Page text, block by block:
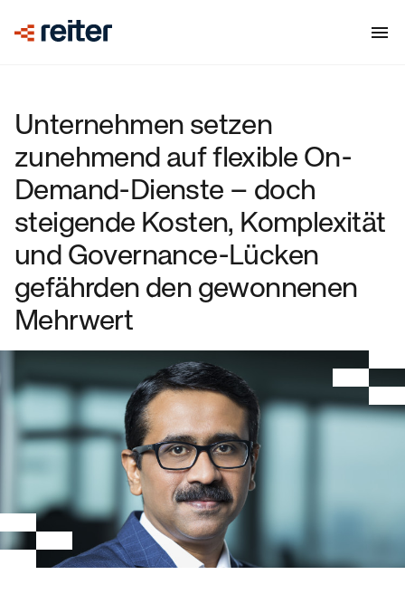
Unternehmen setzen
zunehmend auf flexible On-
Demand-Dienste – doch
steigende Kosten, Komplexität
und Governance-Lücken
gefährden den gewonnenen
Mehrwert